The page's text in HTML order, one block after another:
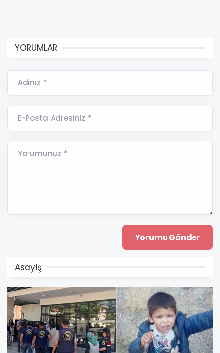
YORUMLAR
Adınız *
E-Posta Adresiniz *
Yorumunuz *
Asayiş